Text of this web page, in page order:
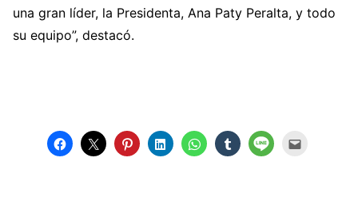
una gran líder, la Presidenta, Ana Paty Peralta, y todo
su equipo”, destacó.